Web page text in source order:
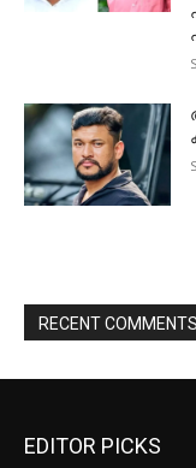
RECENT COMMENTS
EDITOR PICKS